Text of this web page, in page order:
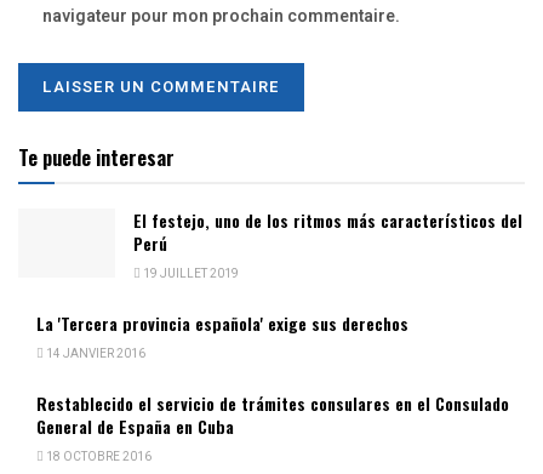
navigateur pour mon prochain commentaire.
Te puede interesar
El festejo, uno de los ritmos más característicos del
Perú
19 JUILLET 2019
La 'Tercera provincia española' exige sus derechos
14 JANVIER 2016
Restablecido el servicio de trámites consulares en el Consulado
General de España en Cuba
18 OCTOBRE 2016